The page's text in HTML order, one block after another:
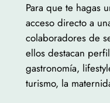
Para que te hagas
acceso directo a
colaboradores de
ellos destacan
gastronomía,
turismo, la